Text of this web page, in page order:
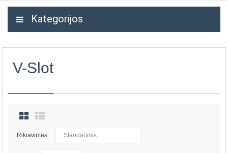
Kategorijos
V-Slot
Rikiavimas: